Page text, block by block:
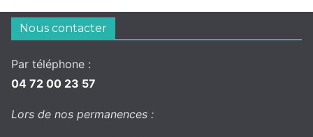
Nous contacter
Par téléphone :
04 72 00 23 57
Lors de nos permanences :